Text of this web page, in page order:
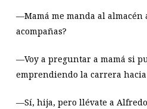
—Mamá me manda al almacén
acompañas?
—Voy a preguntar a mamá si
emprendiendo la carrera hacia
—Sí, hija, pero llévate a